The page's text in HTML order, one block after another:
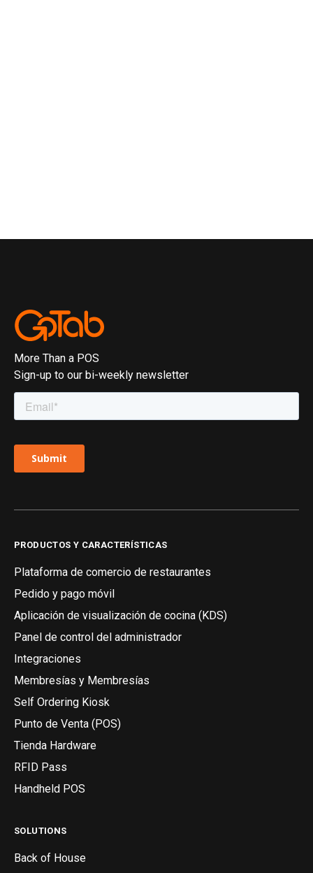
More Than a POS
Sign-up to our bi-weekly newsletter
PRODUCTOS Y CARACTERÍSTICAS
Plataforma de comercio de restaurantes
Pedido y pago móvil
Aplicación de visualización de cocina (KDS)
Panel de control del administrador
Integraciones
Membresías y Membresías
Self Ordering Kiosk
Punto de Venta (POS)
Tienda Hardware
RFID Pass
Handheld POS
SOLUTIONS
Back of House